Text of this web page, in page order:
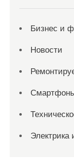
Бизнес и
Новости
Электрика